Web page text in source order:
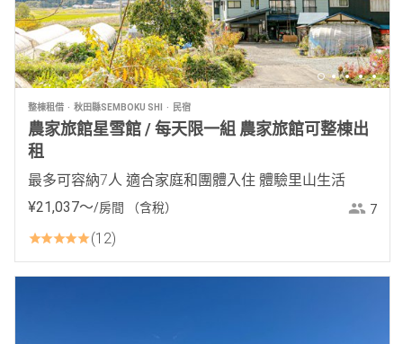
整棟租借 秋田縣SEMBOKU SHI 民宿
農家旅館星雪館 / 每天限一組 農家旅館可整棟出
租
最多可容納7人 適合家庭和團體入住 體驗里山生活
¥21,037〜/房間 （含稅） 7
12